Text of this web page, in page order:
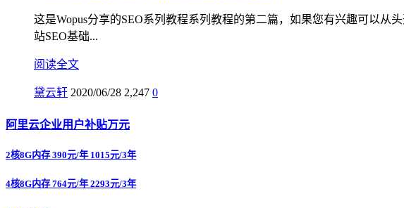
这是Wopus分享的SEO系列教程系列教程的第二篇，如果您有兴趣可以从
站SEO基础...
阅读全文
黛云轩 2020/06/28 2,247 0
阿里云企业用户补贴万元
2核8G内存 390元/年 1015元/3年
4核8G内存 764元/年 2293元/3年